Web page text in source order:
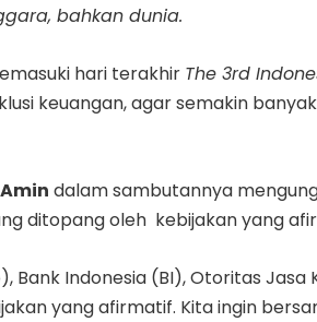
bahkan dunia.
hari terakhir The 3rd
keuangan, agar semakin
dalam sambutannya
ditopang oleh kebijakan yang
Bank Indonesia (BI), Otoritas
yang afirmatif. Kita ingin